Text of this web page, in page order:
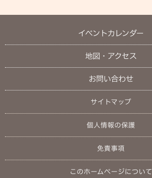
イベントカレンダー
地図・アクセス
お問い合わせ
サイトマップ
個人情報の保護
免責事項
このホームページについて